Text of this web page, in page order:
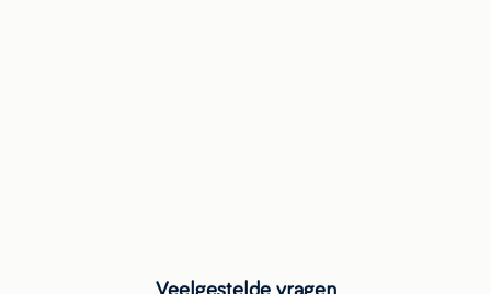
Veelgestelde vragen